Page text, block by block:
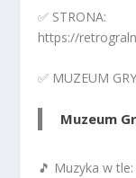
✅ STRONA:
https://
✅ MUZEUM
Muzeum
🎵 Muzyka w tle: